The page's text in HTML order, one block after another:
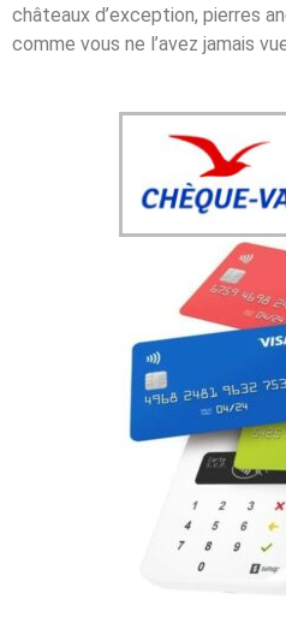
châteaux d’exception, pierres
comme vous ne l’avez jamais